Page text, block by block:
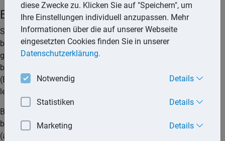
Behinderte/Kraftfahrzeug
Schwerbehinderte Personen werden von der Kfz-Steuer
befreit, wenn sie hilflos, blind oder außergewöhnlich
gehbehindert sind. Schwerbehinderte mit erheblich
beeinträchtigter Bewegungsfreiheit im Straßenverkehr
(Behindertenausweis-Merkzeichen: G) und Gehörlose müssen
lediglich 50 % der Kfz-Steuer entrichten.
Behinderte Fahrzeughalter müssen jedoch folgendes
beachten: Sie dürfen mit dem Kfz keine Güter transportieren
(außer Handgepäck), sie dürfen das Fahrzeug nicht zur
diese Zwecke zu. Klicken Sie auf "Speichern", um
Ihre Einstellungen individuell anzupassen. Mehr
Informationen über die auf unserer Webseite
eingesetzten Cookies finden Sie in unserer
Datenschutzerklärung.
Notwendig Details
Statistiken Details
Marketing Details